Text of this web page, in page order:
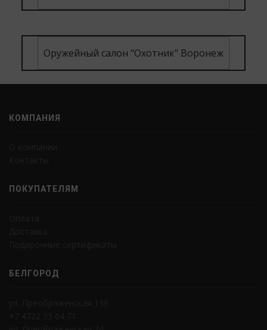
Оружейный салон "Охотник" Воронеж
КОМПАНИЯ
ПОКУПАТЕЛЯМ
БЕЛГОРОД